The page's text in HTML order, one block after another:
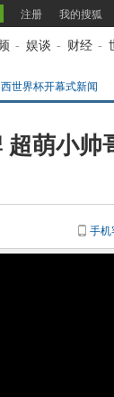
注册 我的搜狐
- 娱谈 - 财经 -
世界杯开幕式新闻
萌小帅
手机